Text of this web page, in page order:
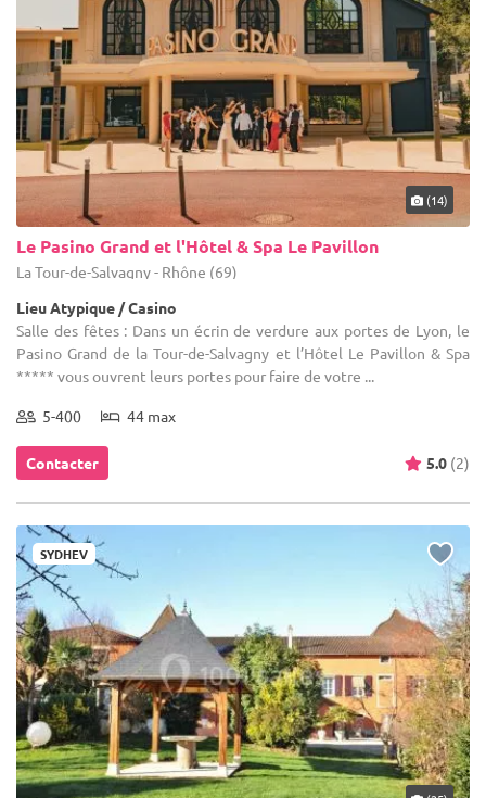
(14)
Le Pasino Grand et l'Hôtel & Spa Le Pavillon
La Tour-de-Salvagny - Rhône (69)
Lieu Atypique / Casino
Salle des fêtes : Dans un écrin de verdure aux portes de Lyon, le
Pasino Grand de la Tour-de-Salvagny et l’Hôtel Le Pavillon & Spa
***** vous ouvrent leurs portes pour faire de votre ...
5-400 44 max
Contacter 5.0 (2)
SYDHEV